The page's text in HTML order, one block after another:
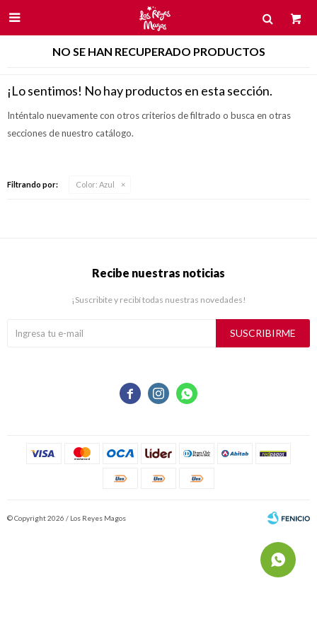

NO SE HAN RECUPERADO PRODUCTOS
¡Lo sentimos! No hay productos en esta sección.
Inténtalo nuevamente con otros criterios de filtrado o busca en otras
secciones de nuestro catálogo.
Filtrando por: Color: Azul
  
Recibe nuestras noticias
¡Suscribite y recibí todas nuestras novedades!
SUSCRIBIRME
© Copyright 2026 / Los Reyes Magos